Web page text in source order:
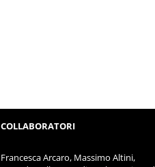
COLLABORATORI
Francesca Arcaro, Massimo Altini,